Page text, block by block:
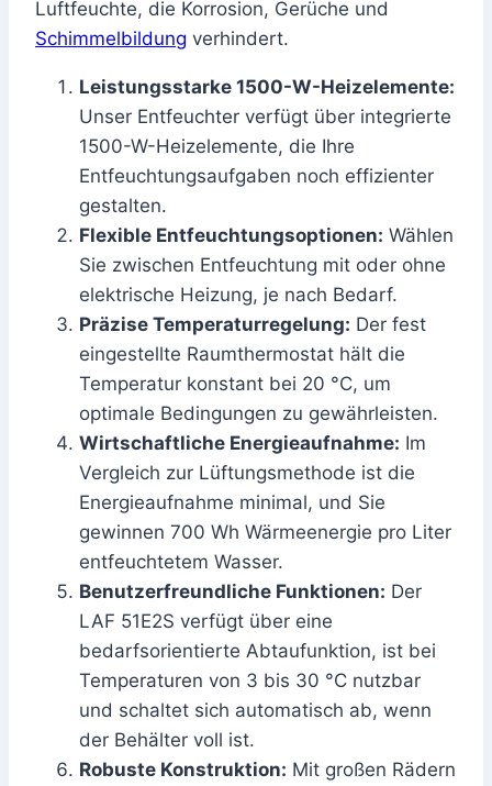
Luftfeuchte, die Korrosion, Gerüche und
Schimmelbildung verhindert.
Leistungsstarke 1500-W-Heizelemente:
Unser Entfeuchter verfügt über integrierte
1500-W-Heizelemente, die Ihre
Entfeuchtungsaufgaben noch effizienter
gestalten.
Flexible Entfeuchtungsoptionen: Wählen
Sie zwischen Entfeuchtung mit oder ohne
elektrische Heizung, je nach Bedarf.
Präzise Temperaturregelung: Der fest
eingestellte Raumthermostat hält die
Temperatur konstant bei 20 °C, um
optimale Bedingungen zu gewährleisten.
Wirtschaftliche Energieaufnahme: Im
Vergleich zur Lüftungsmethode ist die
Energieaufnahme minimal, und Sie
gewinnen 700 Wh Wärmeenergie pro Liter
entfeuchtetem Wasser.
Benutzerfreundliche Funktionen: Der
LAF 51E2S verfügt über eine
bedarfsorientierte Abtaufunktion, ist bei
Temperaturen von 3 bis 30 °C nutzbar
und schaltet sich automatisch ab, wenn
der Behälter voll ist.
Robuste Konstruktion: Mit großen Rädern